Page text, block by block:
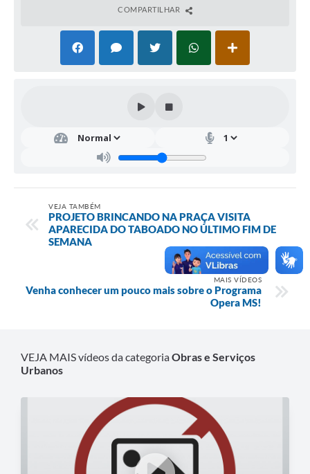
COMPARTILHAR
VEJA TAMBÉM
PROJETO BRINCANDO NA PRAÇA VISITA
APARECIDA DO TABOADO NO ÚLTIMO FIM DE
SEMANA
MAIS VÍDEOS
Venha conhecer um pouco mais sobre o Programa
Opera MS!
VEJA MAIS vídeos da categoriaObras e Serviços
Urbanos